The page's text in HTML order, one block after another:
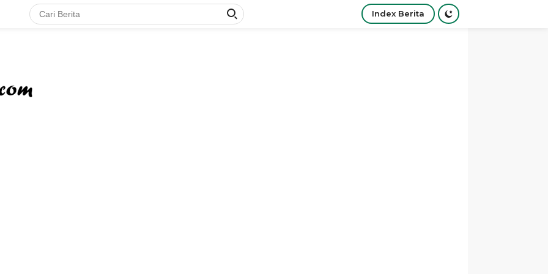
Index Berita